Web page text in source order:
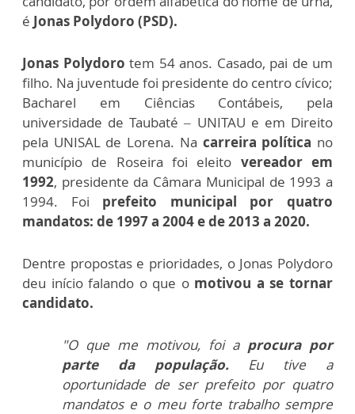
é Jonas Polydoro (PSD).
Jonas Polydoro tem 54 anos. Casado, pai de um
filho. Na juventude foi presidente do centro cívico;
Bacharel em Ciências Contábeis, pela
universidade de Taubaté – UNITAU e em Direito
pela UNISAL de Lorena. Na carreira política no
município de Roseira foi eleito vereador em
1992, presidente da Câmara Municipal de 1993 a
1994. Foi prefeito municipal por quatro
mandatos: de 1997 a 2004 e de 2013 a 2020.
Dentre propostas e prioridades, o Jonas Polydoro
deu início falando o que o motivou a se tornar
candidato.
"O que me motivou, foi a procura por
parte da população.Eu tive a
oportunidade de ser prefeito por quatro
mandatos e o meu forte trabalho sempre